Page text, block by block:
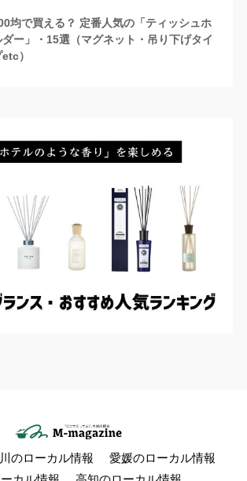
均で買える？ 定番人気の「ティッシュホ
ダー」・15選（マグネット・吊り下げタイ
）
のローカル情報
愛媛のローカル情報